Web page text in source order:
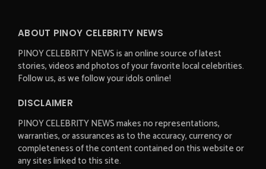
ABOUT PINOY CELEBRITY NEWS
PINOY CELEBRITY NEWS is an online source of latest
stories, videos and photos of your favorite local celebrities.
Follow us, as we follow your idols online!
DISCLAIMER
PINOY CELEBRITY NEWS makes no representations,
warranties, or assurances as to the accuracy, currency or
completeness of the content contained on this website or
any sites linked to this site.